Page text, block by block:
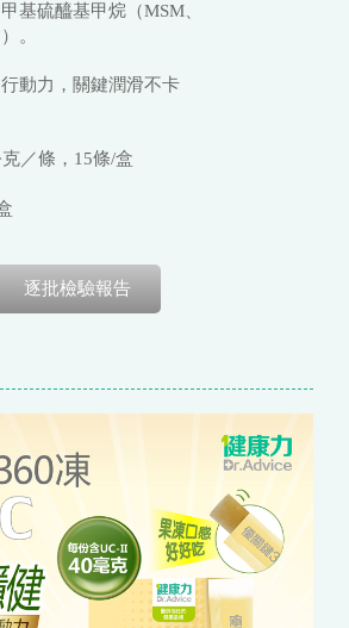
基硫醯基甲烷（MSM、
。
動力，關鍵潤滑不卡
／條，15條/盒
逐批檢驗報告